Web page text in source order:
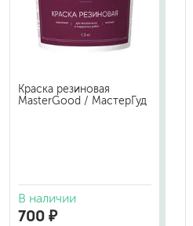
Краска резиновая
MasterGood / МастерГуд
В наличии
700 ₽